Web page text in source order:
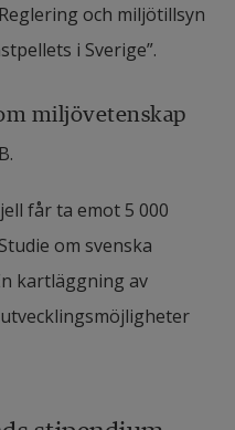
och miljötillsyn
i Sverige”.
miljövetenskap
får ta emot 5 000
om svenska
kartläggning av